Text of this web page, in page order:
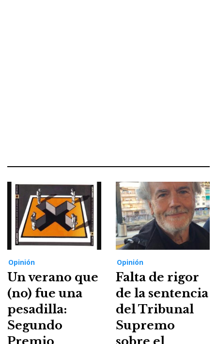
Opinión
Un verano que
(no) fue una
pesadilla:
Segundo
Opinión
Falta de rigor
de la sentencia
del Tribunal
Supremo